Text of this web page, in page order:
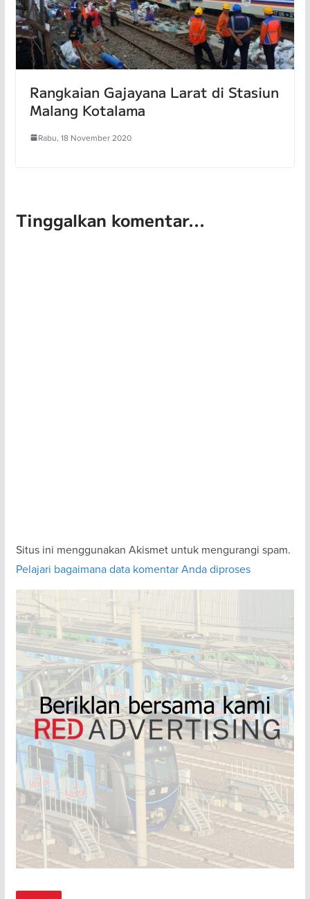
Rangkaian Gajayana Larat di Stasiun
Malang Kotalama
Rabu, 18 November 2020
Tinggalkan komentar...
Situs ini menggunakan Akismet untuk mengurangi spam.
Pelajari bagaimana data komentar Anda diproses